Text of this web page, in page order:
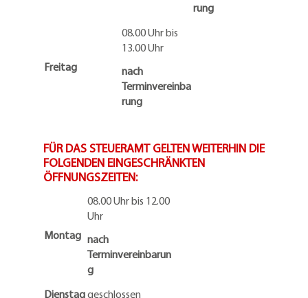
rung
Freitag
08.00 Uhr bis
13.00 Uhr
nach
Terminvereinba
rung
FÜR DAS STEUERAMT GELTEN WEITERHIN DIE
FOLGENDEN EINGESCHRÄNKTEN
ÖFFNUNGSZEITEN:
Montag
08.00 Uhr bis 12.00
Uhr
nach
Terminvereinbarun
g
Dienstaggeschlossen